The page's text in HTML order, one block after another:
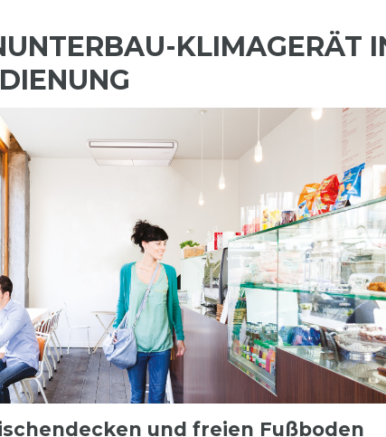
KLIMAGERÄT
und freien Fußboden